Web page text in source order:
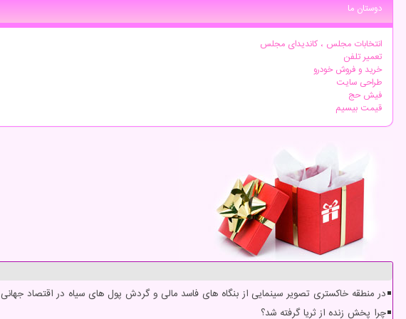
دوستان ما
انتخابات مجلس ، کاندیدای مجلس
تعمیر تلفن
خرید و فروش خودرو
طراحی سایت
فیش حج
قیمت بیسیم
در منطقه خاکستری تصویر سینمایی از بنگاه های فاسد مالی و گردش پول های سیاه در اقتصاد جهانی
چرا پخش زنده از ثریا گرفته شد؟